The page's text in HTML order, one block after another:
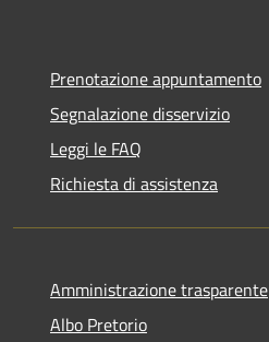
Prenotazione appuntamento
Segnalazione disservizio
Leggi le FAQ
Richiesta di assistenza
Amministrazione trasparente
Albo Pretorio